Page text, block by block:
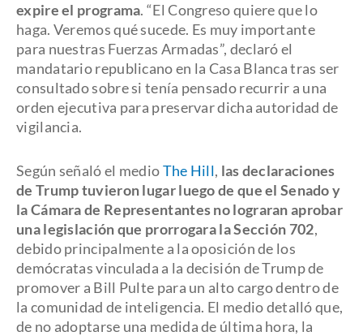
expire el programa. “El Congreso quiere que lo
haga. Veremos qué sucede. Es muy importante
para nuestras Fuerzas Armadas”, declaró el
mandatario republicano en la Casa Blanca tras ser
consultado sobre si tenía pensado recurrir a una
orden ejecutiva para preservar dicha autoridad de
vigilancia.
Según señaló el medioThe Hill, las declaraciones
de Trump tuvieron lugar luego de que el Senado y
la Cámara de Representantes no lograran aprobar
una legislación que prorrogara la Sección 702,
debido principalmente a la oposición de los
demócratas vinculada a la decisión de Trump de
promover a Bill Pulte para un alto cargo dentro de
la comunidad de inteligencia. El medio detalló que,
de no adoptarse una medida de última hora, la